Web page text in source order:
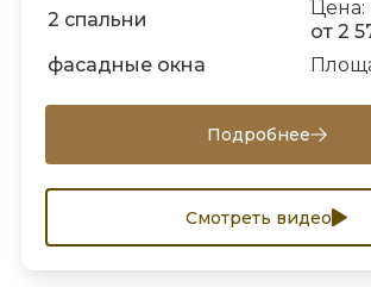
2 спальни
Цена:
от 2
фасадные окна
Подробнее
Смотреть видео